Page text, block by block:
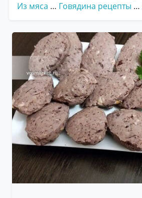
Из мяса … Говядина рецепты …